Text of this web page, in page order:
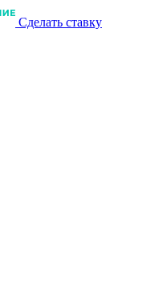
Сделать ставку